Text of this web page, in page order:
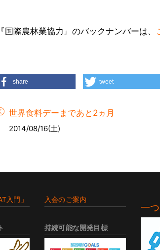
『国際農林業協力』のバックナンバーは、
share tweet
世界食料デーまであと2ヵ月
2014/08/16(土)
入門」 入会のご案内
持続可能な開発目標
一